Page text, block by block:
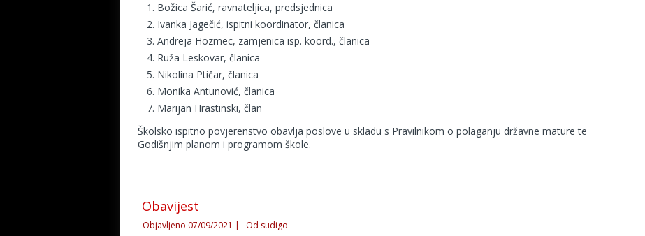
Božica Šarić, ravnateljica, predsjednica
Ivanka Jagečić, ispitni koordinator, članica
Andreja Hozmec, zamjenica isp. koord., članica
Ruža Leskovar, članica
Nikolina Ptičar, članica
Monika Antunović, članica
Marijan Hrastinski, član
Školsko ispitno povjerenstvo obavlja poslove u skladu s Pravilnikom o polaganju državne mature te
Godišnjim planom i programom škole.
Obavijest
Objavljeno 07/09/2021 | Od sudigo